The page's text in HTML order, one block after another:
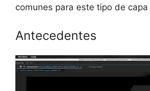
comunes para este tipo de capa
Antecedentes